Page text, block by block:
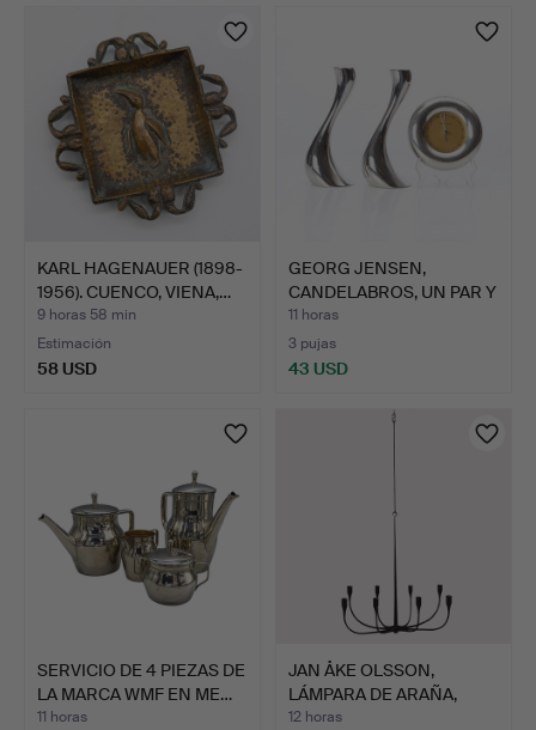
KARL HAGENAUER (1898-
1956). CUENCO, VIENA,…
9 horas 58 min
Estimación
58 USD
GEORG JENSEN,
CANDELABROS, UN PAR Y
BARÓME…
11 horas
3 pujas
43 USD
SERVICIO DE 4 PIEZAS DE
LA MARCA WMF EN ME…
11 horas
JAN ÅKE OLSSON,
LÁMPARA DE ARAÑA,
hierro f…
12 horas